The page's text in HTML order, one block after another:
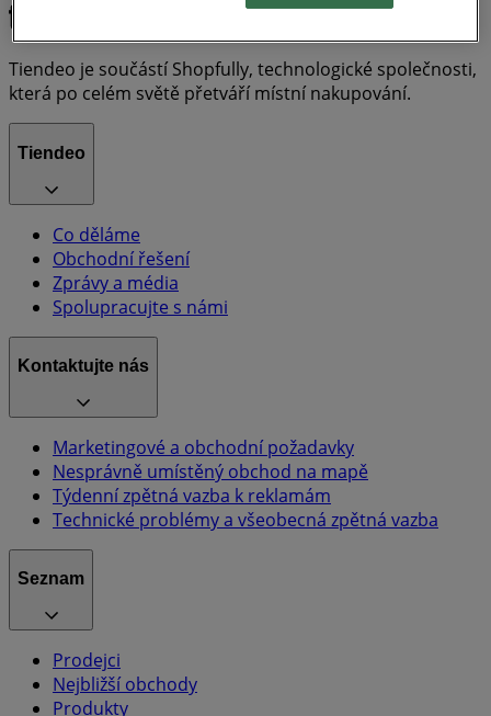
Tiendeo je součástí Shopfully, technologické společnosti,
která po celém světě přetváří místní nakupování.
Tiendeo
Co děláme
Obchodní řešení
Zprávy a média
Spolupracujte s námi
Kontaktujte nás
Marketingové a obchodní požadavky
Nesprávně umístěný obchod na mapě
Týdenní zpětná vazba k reklamám
Technické problémy a všeobecná zpětná vazba
Seznam
Prodejci
Nejbližší obchody
Produkty